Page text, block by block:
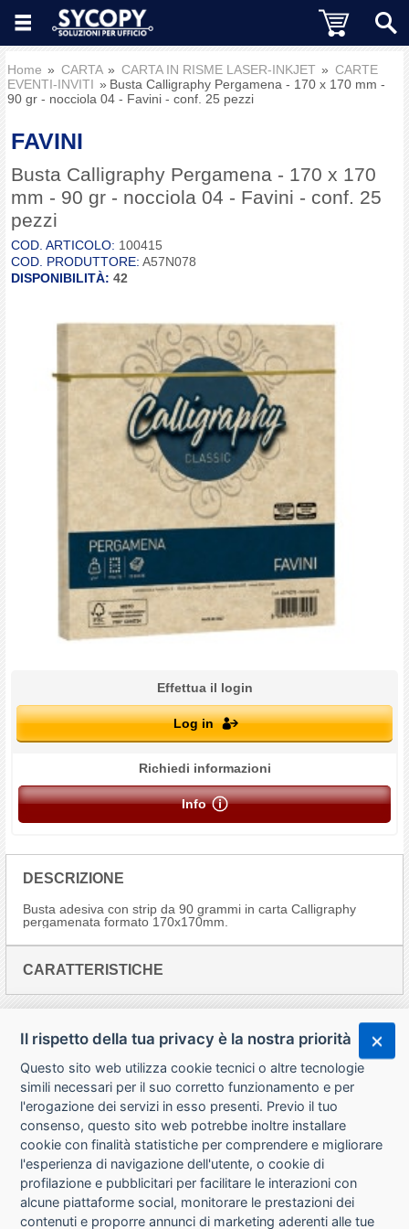
Home CARTA CARTA IN RISME LASER-INKJET
CARTE
EVENTI-INVITI
Busta Calligraphy Pergamena - 170 x 170 mm -
90 gr - nocciola 04 - Favini - conf. 25 pezzi
FAVINI
Busta Calligraphy Pergamena - 170 x 170
mm - 90 gr - nocciola 04 - Favini - conf. 25
pezzi
COD. ARTICOLO: 100415
COD. PRODUTTORE: A57N078
DISPONIBILITÀ: 42
Effettua il login
Log in
Richiedi informazioni
Info
DESCRIZIONE
Busta adesiva con strip da 90 grammi in carta Calligraphy
pergamenata formato 170x170mm.
CARATTERISTICHE
CHI SIAMO
CONTATTI
Il rispetto della tua privacy è la nostra priorità
Questo sito web utilizza cookie tecnici o altre tecnologie
simili necessari per il suo corretto funzionamento e per
l'erogazione dei servizi in esso presenti. Previo il tuo
consenso, questo sito web potrebbe inoltre installare
cookie con finalità statistiche per comprendere e migliorare
l'esperienza di navigazione dell'utente, o cookie di
profilazione e pubblicitari per facilitare le interazioni con
alcune piattaforme social, monitorare le prestazioni dei
contenuti e proporre annunci di marketing aderenti alle tue